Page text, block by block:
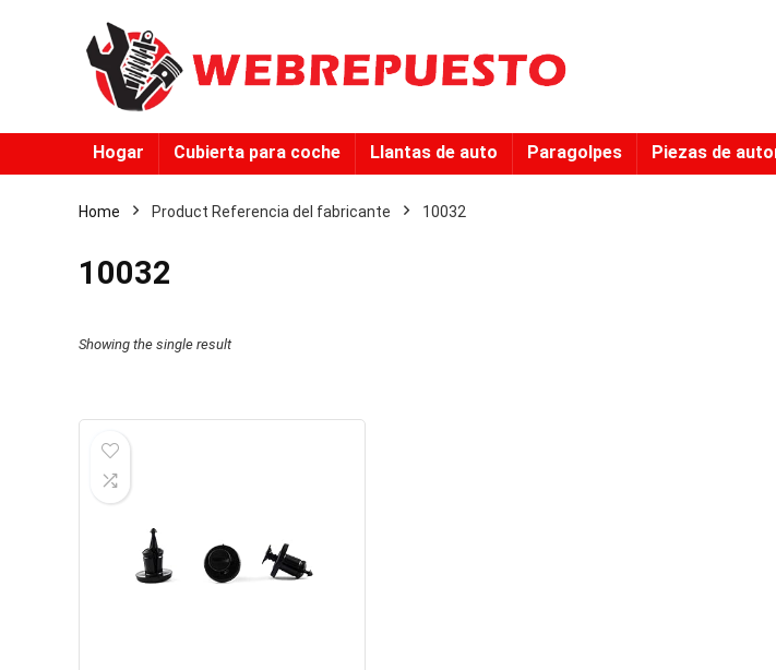
Hogar Cubierta para coche Llantas de auto Paragolpes Piezas de
Home Product Referencia del fabricante ‎10032
‎10032
Showing the single result